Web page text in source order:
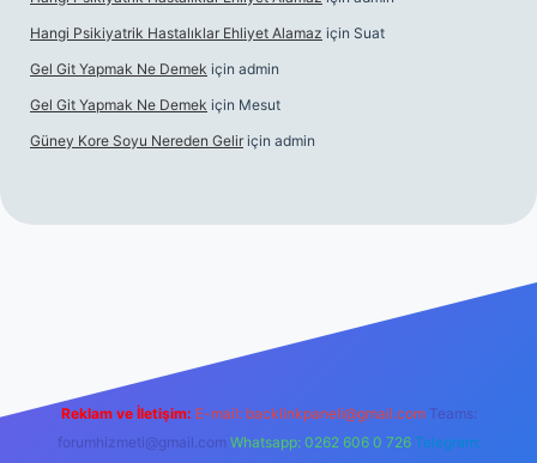
Hangi Psikiyatrik Hastalıklar Ehliyet Alamaz için Suat
Gel Git Yapmak Ne Demek için admin
Gel Git Yapmak Ne Demek için Mesut
Güney Kore Soyu Nereden Gelir için admin
Reklam ve İletişim: E-mail: backlinkpaneli@gmail.com Teams:
forumhizmeti@gmail.com Whatsapp: 0262 606 0 726 Telegram: